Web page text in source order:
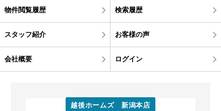
物件閲覧履歴 検索履歴
スタッフ紹介 お客様の声
会社概要 ログイン
越後ホームズ 新潟本店